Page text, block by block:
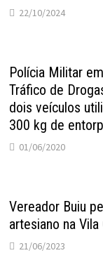
22/10/2024
Polícia Militar
Tráfico de
dois veículos
300 kg de
01/06/2020
Vereador Buiu
artesiano na Vila
21/06/2023